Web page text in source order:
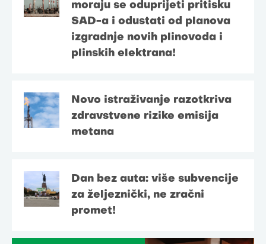
moraju se oduprijeti pritisku
SAD-a i odustati od planova
izgradnje novih plinovoda i
plinskih elektrana!
Novo istraživanje razotkriva
zdravstvene rizike emisija
metana
Dan bez auta: više subvencije
za željeznički, ne zračni
promet!